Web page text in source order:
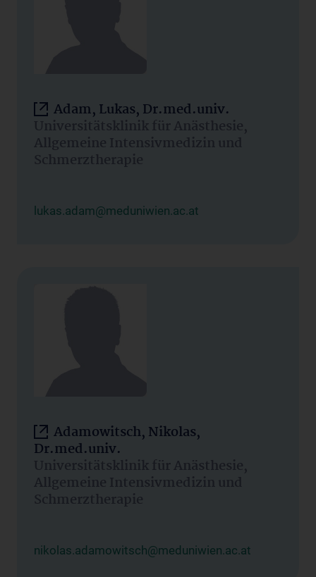
Adam, Lukas, Dr.med.univ.
Universitätsklinik für Anästhesie,
Allgemeine Intensivmedizin und
Schmerztherapie
lukas.adam@meduniwien.ac.at
Adamowitsch, Nikolas,
Dr.med.univ.
Universitätsklinik für Anästhesie,
Allgemeine Intensivmedizin und
Schmerztherapie
nikolas.adamowitsch@meduniwien.ac.at